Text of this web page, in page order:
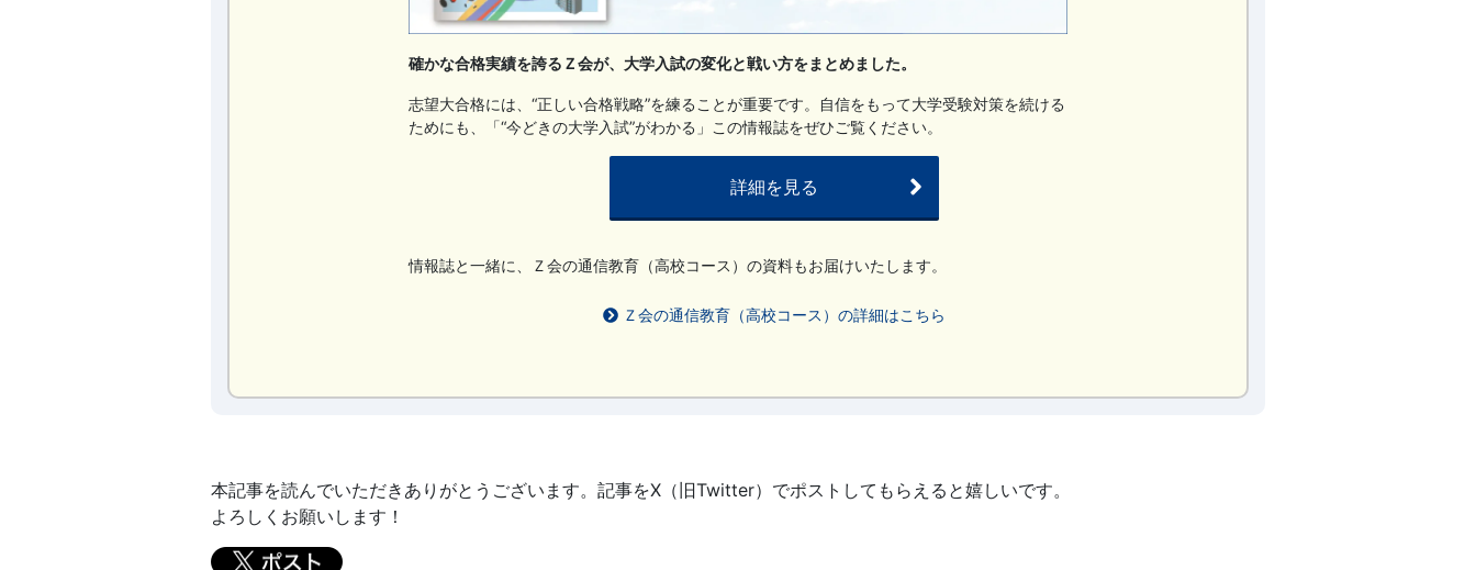
確かな合格実績を誇るＺ会が、大学入試の変化と戦い方をまとめました。
志望大合格には、“正しい合格戦略”を練ることが重要です。自信をもって大学受験対策を続ける
ためにも、「“今どきの大学入試”がわかる」この情報誌をぜひご覧ください。
詳細を見る
情報誌と一緒に、Ｚ会の通信教育（高校コース）の資料もお届けいたします。
Ｚ会の通信教育（高校コース）の詳細はこちら
本記事を読んでいただきありがとうございます。記事をX（旧Twitter）でポストしてもらえると嬉しいです。
よろしくお願いします！